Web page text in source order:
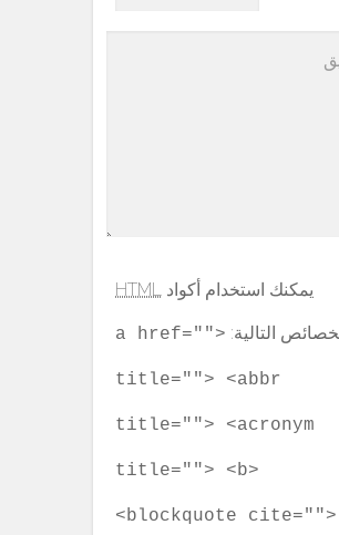
يمكنك استخدام أكواد HTML
التالية: <a href=""
title=""> <abbr
title=""> <acronym
title=""> <b>
<blockquote cite="">